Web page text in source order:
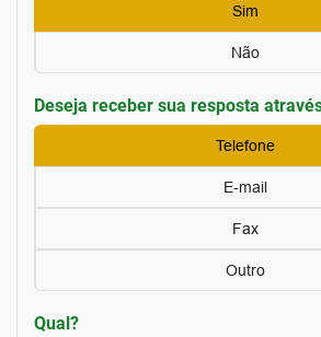
Sim
Não
Deseja receber sua resposta
Telefone
E-mail
Fax
Outro
Qual?